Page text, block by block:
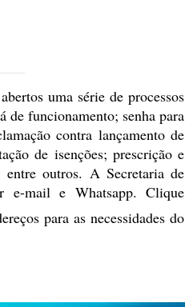
uma série de processos
de funcionamento; senha para
contra lançamento de
de isenções; prescrição e
outros. A Secretariade
e-mail e Whatsapp. Clique
para as necessidades do